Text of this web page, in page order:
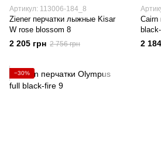
Артикул: 113006-184_8
Ziener перчатки лыжные Kisar
W rose blossom 8
2 205 грн 2 756 грн
Cairn
2
−30%